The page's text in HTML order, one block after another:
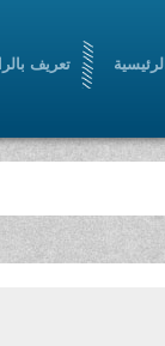
الرئيسية تعريف